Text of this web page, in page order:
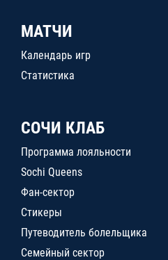
МАТЧИ
Календарь игр
Статистика
СОЧИ КЛАБ
Программа лояльности
Sochi Queens
Фан-сектор
Стикеры
Путеводитель болельщика
Семейный сектор